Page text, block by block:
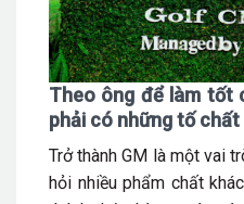
Theo ông để làm tốt
phải có những tố chất
Trở thành GM là một vai
hỏi nhiều phẩm chất